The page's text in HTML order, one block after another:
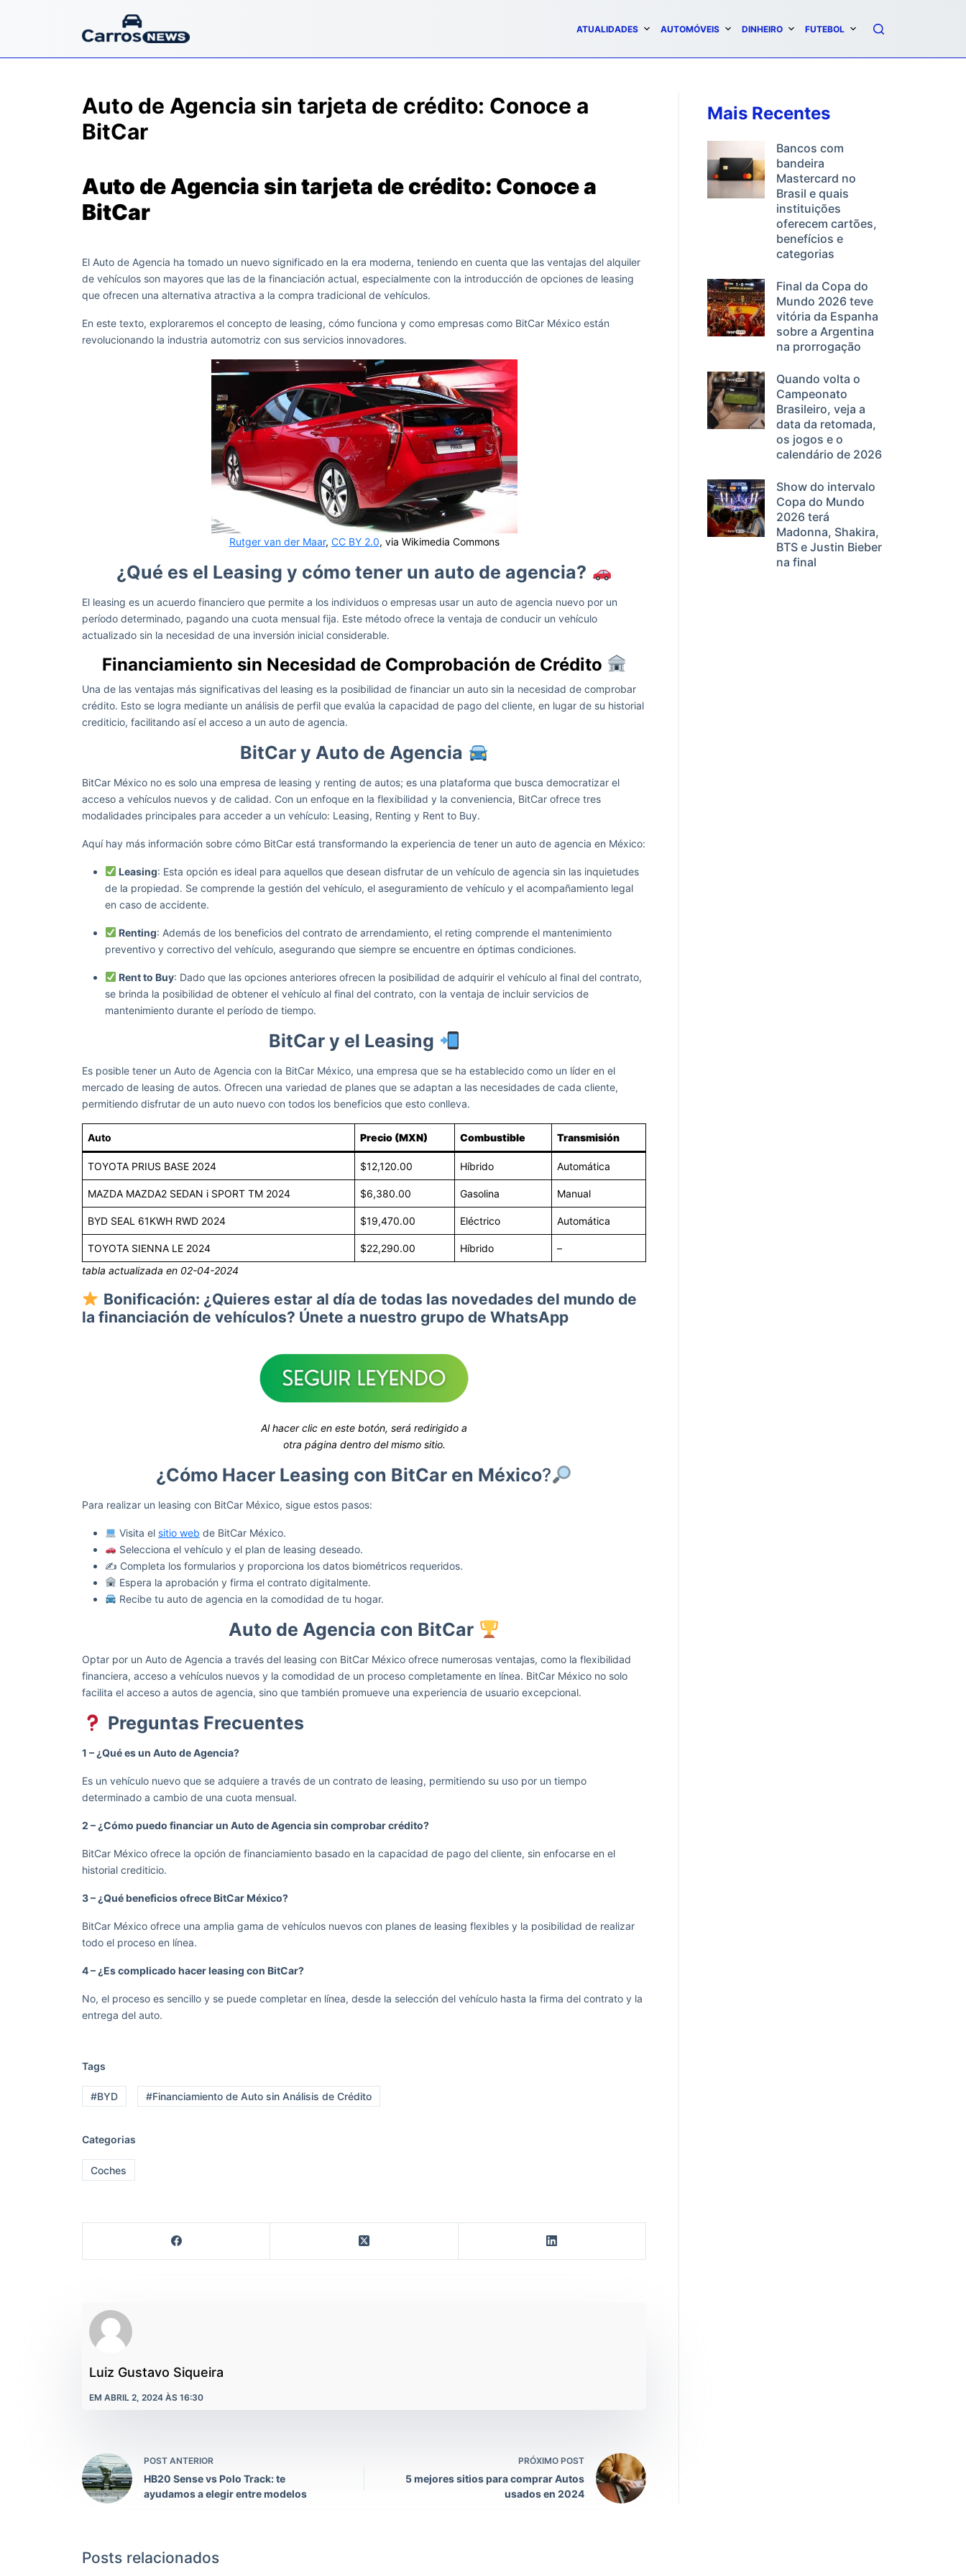
ATUALIDADES AUTOMÓVEIS DINHEIRO FUTEBOL
Auto de Agencia sin tarjeta de crédito: Conoce a
BitCar
Auto de Agencia sin tarjeta de crédito: Conoce a
BitCar
El Auto de Agencia ha tomado un nuevo significado en la era moderna, teniendo en cuenta que las ventajas del alquiler
de vehículos son mayores que las de la financiación actual, especialmente con la introducción de opciones de leasing
que ofrecen una alternativa atractiva a la compra tradicional de vehículos.
En este texto, exploraremos el concepto de leasing, cómo funciona y como empresas como BitCar México están
revolucionando la industria automotriz con sus servicios innovadores.
Rutger van der Maar, CC BY 2.0, via Wikimedia Commons
¿Qué es el Leasing y cómo tener un auto de agencia?
El leasing es un acuerdo financiero que permite a los individuos o empresas usar un auto de agencia nuevo por un
período determinado, pagando una cuota mensual fija. Este método ofrece la ventaja de conducir un vehículo
actualizado sin la necesidad de una inversión inicial considerable.
Financiamiento sin Necesidad de Comprobación de Crédito
Una de las ventajas más significativas del leasing es la posibilidad de financiar un auto sin la necesidad de comprobar
crédito. Esto se logra mediante un análisis de perfil que evalúa la capacidad de pago del cliente, en lugar de su historial
crediticio, facilitando así el acceso a un auto de agencia.
BitCar y Auto de Agencia
BitCar México no es solo una empresa de leasing y renting de autos; es una plataforma que busca democratizar el
acceso a vehículos nuevos y de calidad. Con un enfoque en la flexibilidad y la conveniencia, BitCar ofrece tres
modalidades principales para acceder a un vehículo: Leasing, Renting y Rent to Buy.
Aquí hay más información sobre cómo BitCar está transformando la experiencia de tener un auto de agencia en México:
Leasing: Esta opción es ideal para aquellos que desean disfrutar de un vehículo de agencia sin las inquietudes
de la propiedad. Se comprende la gestión del vehículo, el aseguramiento de vehículo y el acompañamiento legal
en caso de accidente.
Renting: Además de los beneficios del contrato de arrendamiento, el reting comprende el mantenimiento
preventivo y correctivo del vehículo, asegurando que siempre se encuentre en óptimas condiciones.
Rent to Buy: Dado que las opciones anteriores ofrecen la posibilidad de adquirir el vehículo al final del contrato,
se brinda la posibilidad de obtener el vehículo al final del contrato, con la ventaja de incluir servicios de
mantenimiento durante el período de tiempo.
BitCar y el Leasing
Es posible tener un Auto de Agencia con la BitCar México, una empresa que se ha establecido como un líder en el
mercado de leasing de autos. Ofrecen una variedad de planes que se adaptan a las necesidades de cada cliente,
permitiendo disfrutar de un auto nuevo con todos los beneficios que esto conlleva.
Auto Precio (MXN) Combustible Transmisión
TOYOTA PRIUS BASE 2024 $12,120.00 Híbrido Automática
MAZDA MAZDA2 SEDAN i SPORT TM 2024 $6,380.00 Gasolina Manual
BYD SEAL 61KWH RWD 2024 $19,470.00 Eléctrico Automática
TOYOTA SIENNA LE 2024 $22,290.00 Híbrido
–
tabla actualizada en 02-04-2024
Bonificación: ¿Quieres estar al día de todas las novedades del mundo de
la financiación de vehículos? Únete a nuestro grupo de WhatsApp
Al hacer clic en este botón, será redirigido a
otra página dentro del mismo sitio.
¿Cómo Hacer Leasing con BitCar en México?
Para realizar un leasing con BitCar México, sigue estos pasos:
Visita el sitio web de BitCar México.
Selecciona el vehículo y el plan de leasing deseado.
✍️ Completa los formularios y proporciona los datos biométricos requeridos.
Espera la aprobación y firma el contrato digitalmente.
Recibe tu auto de agencia en la comodidad de tu hogar.
Auto de Agencia con BitCar
Optar por un Auto de Agencia a través del leasing con BitCar México ofrece numerosas ventajas, como la flexibilidad
financiera, acceso a vehículos nuevos y la comodidad de un proceso completamente en línea. BitCar México no solo
facilita el acceso a autos de agencia, sino que también promueve una experiencia de usuario excepcional.
Preguntas Frecuentes
1 – ¿Qué es un Auto de Agencia?
Es un vehículo nuevo que se adquiere a través de un contrato de leasing, permitiendo su uso por un tiempo
determinado a cambio de una cuota mensual.
2 – ¿Cómo puedo financiar un Auto de Agencia sin comprobar crédito?
BitCar México ofrece la opción de financiamiento basado en la capacidad de pago del cliente, sin enfocarse en el
historial crediticio.
3 – ¿Qué beneficios ofrece BitCar México?
BitCar México ofrece una amplia gama de vehículos nuevos con planes de leasing flexibles y la posibilidad de realizar
todo el proceso en línea.
4 – ¿Es complicado hacer leasing con BitCar?
No, el proceso es sencillo y se puede completar en línea, desde la selección del vehículo hasta la firma del contrato y la
entrega del auto.
Tags
#BYD #Financiamiento de Auto sin Análisis de Crédito
Categorias
Coches
Luiz Gustavo Siqueira
EM ABRIL 2, 2024 ÀS 16:30
POST ANTERIOR
HB20 Sense vs Polo Track: te
ayudamos a elegir entre modelos
PRÓXIMO POST
5 mejores sitios para comprar Autos
usados ​​en 2024
Mais Recentes
Bancos com
bandeira
Mastercard no
Brasil e quais
instituições
oferecem cartões,
benefícios e
categorias
Final da Copa do
Mundo 2026 teve
vitória da Espanha
sobre a Argentina
na prorrogação
Quando volta o
Campeonato
Brasileiro, veja a
data da retomada,
os jogos e o
calendário de 2026
Show do intervalo
Copa do Mundo
2026 terá
Madonna, Shakira,
BTS e Justin Bieber
na final
Posts relacionados